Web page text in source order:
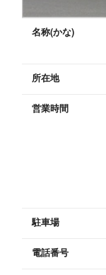
名称(かな)
所在地
営業時間
駐車場
電話番号